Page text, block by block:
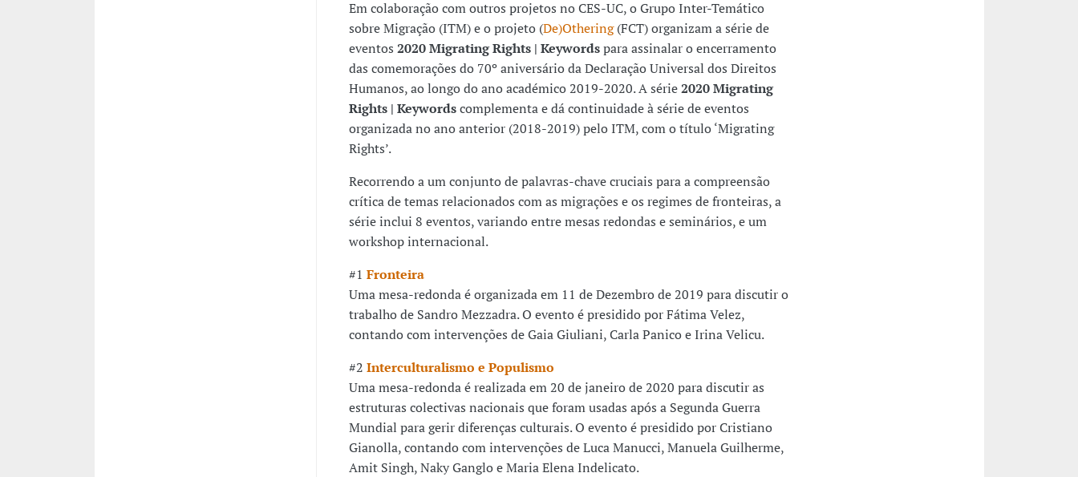
Em colaboração com outros projetos no CES-UC, o Grupo Inter-Temático
sobre Migração (ITM) e o projeto (De)Othering(FCT) organizam a série de
eventos 2020 Migrating Rights | Keywordspara assinalar o encerramento
das comemorações do 70º aniversário da Declaração Universal dos Direitos
Humanos, ao longo do ano académico 2019-2020. A série2020 Migrating
Rights | Keywordscomplementa e dá continuidade à série de eventos
organizada no ano anterior (2018-2019) pelo ITM, com o título ‘Migrating
Rights’.
Recorrendo a um conjunto de palavras-chave cruciais para a compreensão
crítica de temas relacionados com as migrações e os regimes de fronteiras, a
série inclui 8 eventos, variando entre mesas redondas e seminários, e um
workshop internacional.
#1 Fronteira
Uma mesa-redonda é organizada em 11 de Dezembro de 2019 para discutir o
trabalho de Sandro Mezzadra. O evento é presidido por Fátima Velez,
contando com intervenções de Gaia Giuliani, Carla Panico e Irina Velicu.
#2 Interculturalismo e Populismo
Uma mesa-redonda é realizada em 20 de janeiro de 2020 para discutir as
estruturas colectivas nacionais que foram usadas após a Segunda Guerra
Mundial para gerir diferenças culturais. O evento é presidido por Cristiano
Gianolla, contando com intervenções de Luca Manucci, Manuela Guilherme,
Amit Singh, Naky Ganglo e Maria Elena Indelicato.